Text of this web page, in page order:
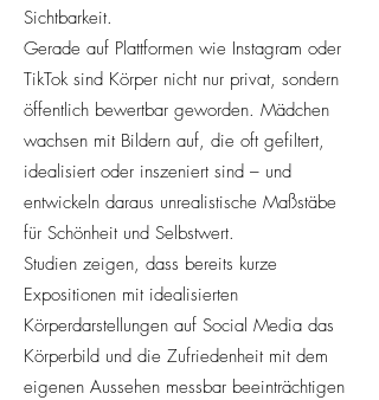
Sichtbarkeit.
Gerade auf Plattformen wie Instagram oder
TikTok sind Körper nicht nur privat, sondern
öffentlich bewertbar geworden. Mädchen
wachsen mit Bildern auf, die oft gefiltert,
idealisiert oder inszeniert sind – und
entwickeln daraus unrealistische Maßstäbe
für Schönheit und Selbstwert.
Studien zeigen, dass bereits kurze
Expositionen mit idealisierten
Körperdarstellungen auf Social Media das
Körperbild und die Zufriedenheit mit dem
eigenen Aussehen messbar beeinträchtigen